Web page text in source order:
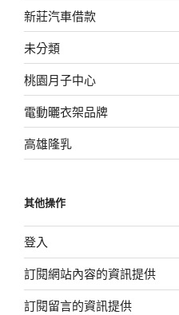
新莊汽車借款
未分類
桃園月子中心
電動曬衣架品牌
高雄隆乳
其他操作
登入
訂閱網站內容的資訊提供
訂閱留言的資訊提供